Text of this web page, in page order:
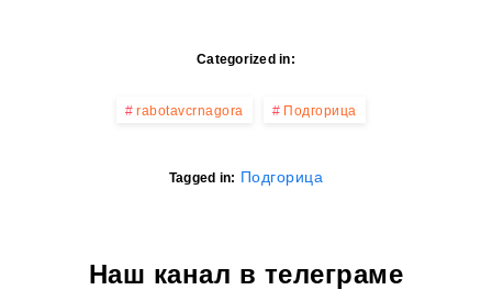
Categorized in:
rabotavcrnagora Подгорица
Tagged in: Подгорица
Наш канал в телеграме